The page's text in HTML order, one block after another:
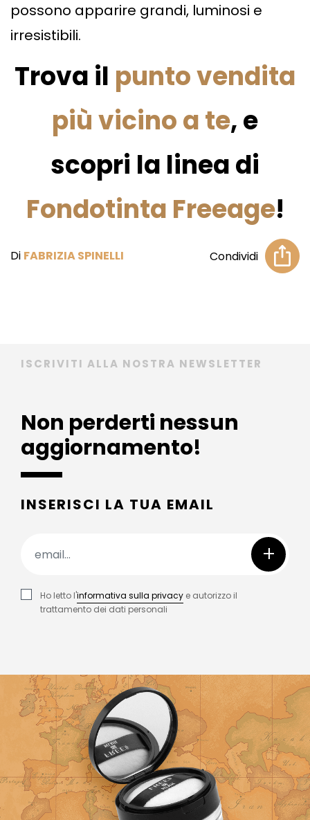
possono apparire grandi, luminosi e
irresistibili.
Trova il punto vendita
più vicino a te, e
scopri la linea di
Fondotinta Freeage!
Di FABRIZIA SPINELLI Condividi
ISCRIVITI ALLA NOSTRA NEWSLETTER
Non perderti nessun
aggiornamento!
INSERISCI LA TUA EMAIL
+
Ho letto l'informativa sulla privacy e autorizzo il
trattamento dei dati personali